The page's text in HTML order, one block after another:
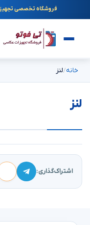
فروشگاه تخصصی
خانه لنز
لنز
اشتراک‌گذاری: